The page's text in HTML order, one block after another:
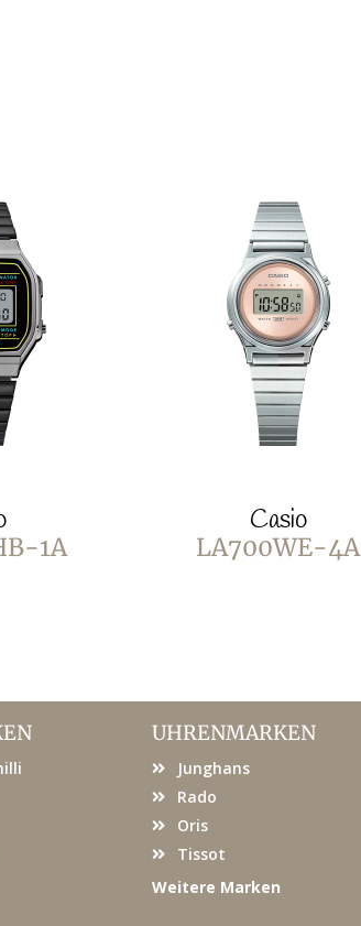
1A
Casio
LA700WE-4A
UHRENMARKEN
Junghans
Rado
Oris
Tissot
Weitere Marken